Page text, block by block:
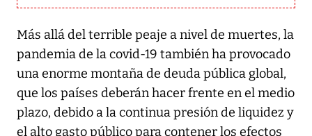
Más allá del terrible peaje a nivel de muertes, la
pandemia de la covid-19 también ha provocado
una enorme montaña de deuda pública global,
que los países deberán hacer frente en el medio
plazo, debido a la continua presión de liquidez y
el alto gasto público para contener los efectos